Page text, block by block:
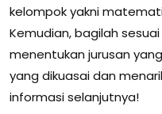
kelompok yakni
Kemudian, bagilah
menentukan jurusan
yang dikuasai dan
informasi selanjutnya!